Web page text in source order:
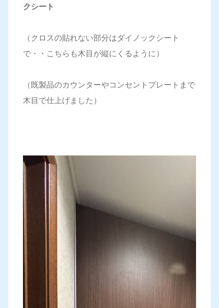
クシート
（クロスの貼れない部分はダイノックシート
で・・こちらも木目が縦にくるように）
（既製品のカウンターやコンセントプレートまで
木目で仕上げました）